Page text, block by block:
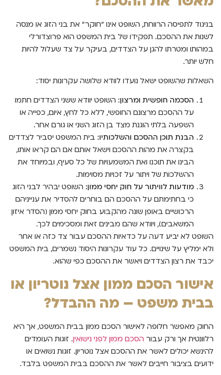
בניגוד לתפיסה הרווחת, השופט אינו "חוקר" את בני הזוג או מנסה
לשנות את ההסכם. תפקידו של בית המשפט הוא פרוצדורלי
במהותו ומטרתו להגן על הצדדים, בעיקר על צד שעלול להיות
חלש יותר.
השאלות שהשופט ישאל נועדו לוודא שלושה עקרונות יסוד:
הסכמה חופשית ומרצון: השופט יוודא ששני הצדדים חתמו
על ההסכם מרצונם החופשי, ללא כל לחץ, איום, כפייה או
השפעה בלתי הוגנת מצד בן הזוג השני או גורם אחר.
הבנת תוכן ההסכם והשלכותיו: בית המשפט יסביר לצדדים
בקצרה את מהות ההסכם וישאל אותם אם הם קראו אותו,
הבינו את תוכנו ואת המשמעויות של כל סעיף, ובמיוחד את
ההשלכות של ויתור על זכויות מסוימות.
מודעות לוויתור על חוק יחסי ממון: השופט יבהיר לבני הזוג
כי בחתימתם על ההסכם הם בוחרים להסדיר את ענייניהם
הרכושיים באופן שונה מהקבוע בחוק יחסי ממון (הסדר איזון
המשאבים), ויוודא שהם מבינים זאת ומסכימים לכך.
השופט לא יביע דעה על כדאיות ההסכם עבור צד כזה או אחר
ולא ימליץ על שינויים. כל עוד עקרונות היסוד נשמרים, בית המשפט
יכבד את רצון הצדדים ויאשר את ההסכם כפי שהוא.
אישור הסכם ממון אצל נוטריון או
בבית משפט – מה ההבדל?
החוק מאפשר חלופה לאישור הסכם ממון בבית המשפט, אך היא
רלוונטית אך ורק עבור הסכם ממון לפני נישואין. זוגות העומדים
להינשא יכולים לאשר את ההסכם אצל נוטריון. זוגות נשואים או
ידועים בציבור חייבים לאשר את ההסכם בבית המשפט בלבד.